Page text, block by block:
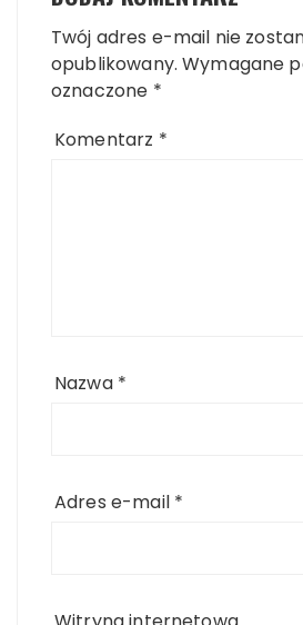
Twój adres e-mail nie
opublikowany. Wymagane
oznaczone *
Komentarz *
Nazwa *
Adres e-mail *